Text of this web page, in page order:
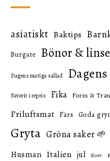
asiatiskt Baktips
Burgare Bönor &
Dagens matiga sallad
Favorit i repris Fika Form &
Friluftsmat Färs Goda
Gryta Gröna saker 🌱
Husman Italien jul Korv